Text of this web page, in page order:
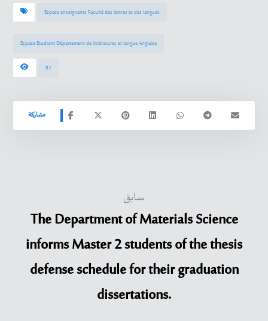
Espace enseignants Faculté des lettres et des langues
Espace Etudiant Département de littératures et langue Anglaise
82
سابق
The Department of Materials Science
informs Master 2 students of the thesis
defense schedule for their graduation
dissertations.